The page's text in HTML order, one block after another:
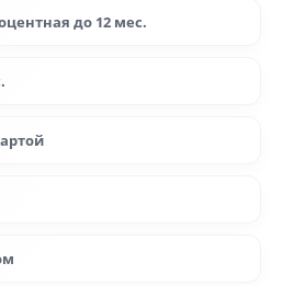
до 12 мес.